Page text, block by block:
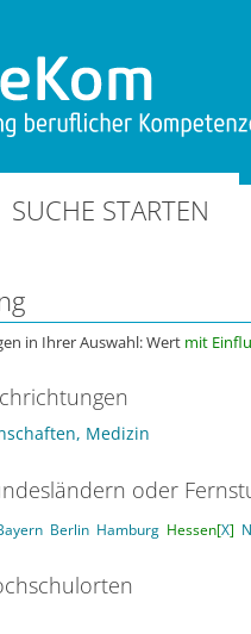
SUCHE STARTEN
in Ihrer Auswahl: Wert mit
Medizin
oder
Berlin Hamburg Hessen[X]